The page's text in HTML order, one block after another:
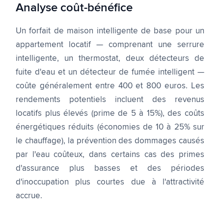
Analyse coût-bénéfice
Un forfait de maison intelligente de base pour un
appartement locatif — comprenant une serrure
intelligente, un thermostat, deux détecteurs de
fuite d'eau et un détecteur de fumée intelligent —
coûte généralement entre 400 et 800 euros. Les
rendements potentiels incluent des revenus
locatifs plus élevés (prime de 5 à 15%), des coûts
énergétiques réduits (économies de 10 à 25% sur
le chauffage), la prévention des dommages causés
par l'eau coûteux, dans certains cas des primes
d'assurance plus basses et des périodes
d'inoccupation plus courtes due à l'attractivité
accrue.